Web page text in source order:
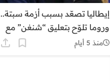
إيطاليا تصعّد بسبب أزمة سبتة..
وروما تلوّح بتعليق “شنغن” مع
إسبانيا
منذ 5 أيام